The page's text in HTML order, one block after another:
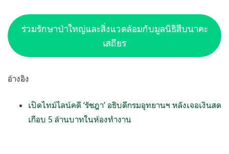
ร่วมรักษาป่าใหญ่และสิ่งแวดล้อมกับมูลนิธิสืบนาคะ
เสถียร
อ้างอิง
เปิดไทม์ไลน์คดี ‘รัชฎา’ อธิบดีกรมอุทยานฯ หลังเจอเงินสด
เกือบ 5 ล้านบาทในห้องทำงาน